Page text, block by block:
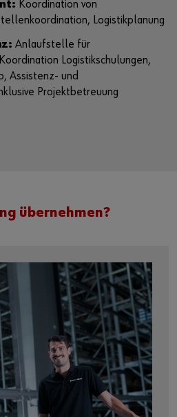
Koordination von
Logistikplanung
Anlaufstelle für
Logistikschulungen,
Assistenz- und
Projektbetreuung
übernehmen?